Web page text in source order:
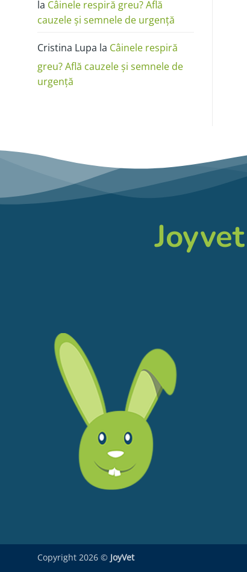
la Câinele respiră greu? Află
cauzele și semnele de urgență
Cristina Lupa la Câinele respiră
greu? Află cauzele și semnele de
urgență
Copyright 2026 © JoyVet